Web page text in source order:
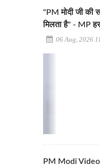
"PM मोदी जी की
मिलता है" - MP
06 Aug, 2026
PM Modi Video